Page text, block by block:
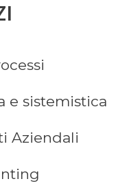
e sistemistica
Aziendali